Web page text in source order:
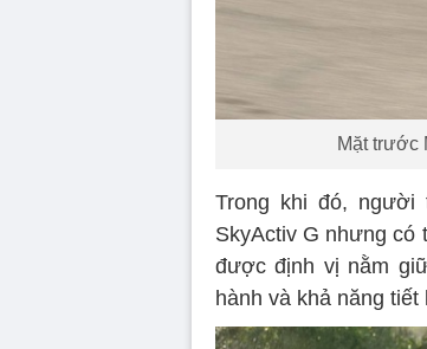
Mặt trước
Trong khi đó, người
SkyActiv G nhưng có
được định vị nằm
hành và khả năng tiết